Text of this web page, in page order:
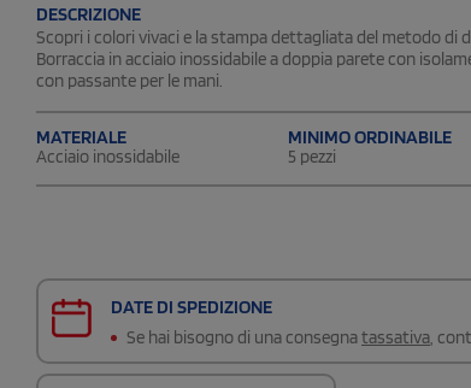
DESCRIZIONE
Scopri i colori vivaci e la stampa dettagliata del metodo di
Borraccia in acciaio inossidabile a doppia parete con
con passante per le mani.
MATERIALE
Acciaio inossidabile
MINIMO ORDINABILE
5 pezzi
DATE DI SPEDIZIONE
Se hai bisogno di una consegnatassativa ,